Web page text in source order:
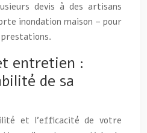
devis à des artisans
inondation maison – pour
entretien :
de sa
et l’efficacité de votre